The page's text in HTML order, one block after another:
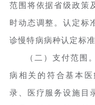
范围将依据省级政策
时动态调整。认定标
诊慢特病病种认定标
（二）支付范围
病相关的符合基本
录、医疗服务设施目